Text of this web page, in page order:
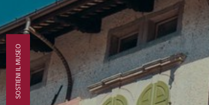
SOSTIENI IL MUSEO